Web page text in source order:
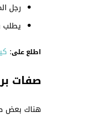
رجل
يطلب
اطلع على:
صفات
هناك بعض